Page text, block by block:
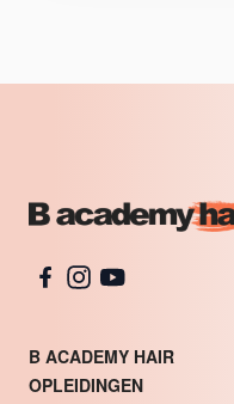
B ACADEMY HAIR
OPLEIDINGEN